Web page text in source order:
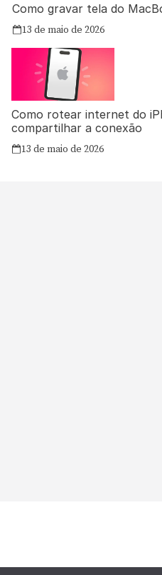
Como gravar tela do
13 de maio de 2026
Como rotear internet do
compartilhar a conexão
13 de maio de 2026